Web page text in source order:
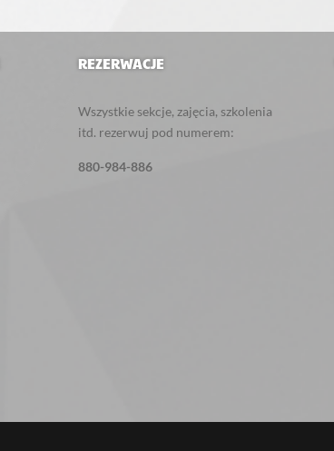
REZERWACJE
Wszystkie sekcje, zajęcia, szkolenia
itd. rezerwuj pod numerem:
880-984-886